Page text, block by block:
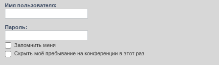
Имя пользователя:
Пароль:
Запомнить меня
Скрыть моё пребывание на конференции в этот раз